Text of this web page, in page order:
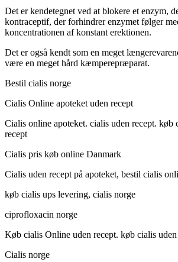
Det er kendetegnet ved at blokere et enzym,
kontraceptif, der forhindrer enzymet følger
koncentrationen af konstant erektionen.
Det er også kendt som en meget
være en meget hård kæmperepræparat.
Bestil cialis norge
Cialis Online apoteket uden recept
Cialis online apoteket. cialis uden recept. køb
recept
Cialis pris køb online Danmark
Cialis uden recept på apoteket, bestil cialis
køb cialis ups levering, cialis norge
ciprofloxacin norge
Køb cialis Online uden recept. køb cialis uden
Cialis norge